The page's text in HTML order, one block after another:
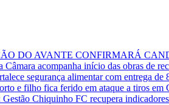
DO AVANTE CONFIRMARÁ
Câmara acompanha início das obras de
segurança alimentar com entrega de
e filho fica ferido em ataque a tiros em
Chiquinho FC recupera